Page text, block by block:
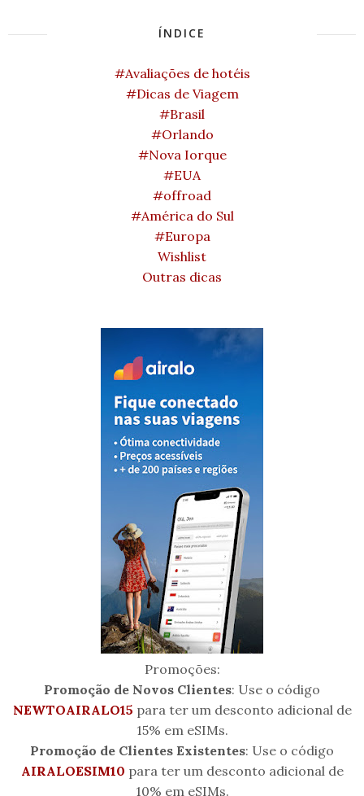
ÍNDICE
#Avaliações de hotéis
#Dicas de Viagem
#Brasil
#Orlando
#Nova Iorque
#EUA
#offroad
#América do Sul
#Europa
Wishlist
Outras dicas
Promoções:
Promoção de Novos Clientes: Use o código
NEWTOAIRALO15 para ter um desconto adicional de
15% em eSIMs.
Promoção de Clientes Existentes: Use o código
AIRALOESIM10 para ter um desconto adicional de
10% em eSIMs.